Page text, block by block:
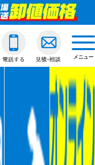
メニュー
透明ビニールカーテン
糸入ビニールカーテン
ターポリンビニール
パワーシートビニー
ターポリンメッシュ
不燃ターポリンビニ
耐熱ビニールカーテン
透明ジャバラビニー
糸入りジャバラビニ
ターポリンジャバラ
コンビネーションジ
不燃ターポリンジャ
戻る
のれんカーテン式ビ
のれんカーテン可動
戻る
透明ロールスクリーン
透明糸入りロールス
ターポリンロールス
不燃ターポリンロー
透明電動ロールスク
糸入透明電動ロール
ターポリン電動ロー
透明アコーディオン
糸入アコーディオン
ターポリンアコーデ
不燃ターポリンアコ
戻る
ネットカーテン/網
戻る
D30スチール製
D30アルミ製
D30ステンレス製
D30隙間シートレール
D40スチール製
D40アルミ製
D40ステンレス製
間仕切ポールスリム
間仕切ポール押さえ
間仕切ポールHGタイ
間仕切ポールXGタイ
間仕切ポールネット用
戻る
透明ビニールカバー
糸入りビニールカバー
合繊帆布ビニールカ
パワーシートビニー
ターポリンビニール
オプション加工
戻る
透明ビニールシート
糸入りビニールシート
合繊帆布ビニールシ
パワーシートビニー
ターポリンビニール
オプション加工
戻る
透明フィルム原反・
糸入フィルム原反・
ターポリン原反・カ
帯電防止ターポリン
ターポリンメッシュ
パワーシート原反・
不燃ターポリン原反